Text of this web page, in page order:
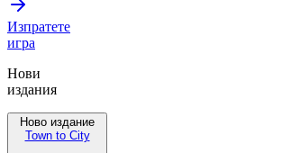
Изпратете
игра
Нови
издания
Ново издание
Town to City